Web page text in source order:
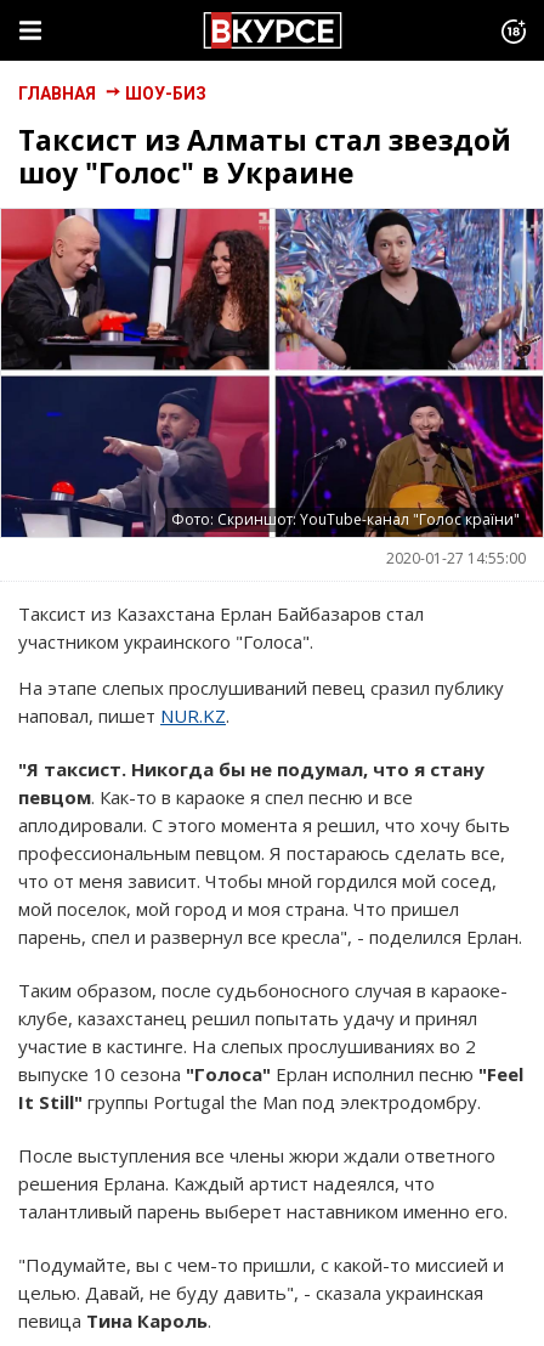
ГЛАВНАЯ ШОУ-БИЗ
Таксист из Алматы стал звездой
шоу "Голос" в Украине
Фото: Скриншот: YouTube-канал "Голос країни"
2020-01-27 14:55:00
Таксист из Казахстана Ерлан Байбазаров стал
участником украинского "Голоса".
На этапе слепых прослушиваний певец сразил публику
наповал, пишет NUR.KZ.
"Я таксист. Никогда бы не подумал, что я стану
певцом. Как-то в караоке я спел песню и все
аплодировали. С этого момента я решил, что хочу быть
профессиональным певцом. Я постараюсь сделать все,
что от меня зависит. Чтобы мной гордился мой сосед,
мой поселок, мой город и моя страна. Что пришел
парень, спел и развернул все кресла", - поделился Ерлан.
Таким образом, после судьбоносного случая в караоке-
клубе, казахстанец решил попытать удачу и принял
участие в кастинге. На слепых прослушиваниях во 2
выпуске 10 сезона "Голоса" Ерлан исполнил песню "Feel
It Still" группы Portugal the Man под электродомбру.
После выступления все члены жюри ждали ответного
решения Ерлана. Каждый артист надеялся, что
талантливый парень выберет наставником именно его.
"Подумайте, вы с чем-то пришли, с какой-то миссией и
целью. Давай, не буду давить", - сказала украинская
певица Тина Кароль.